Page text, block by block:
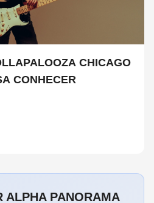
CHICAGO
CONHECER
ALPHA PANORAMA